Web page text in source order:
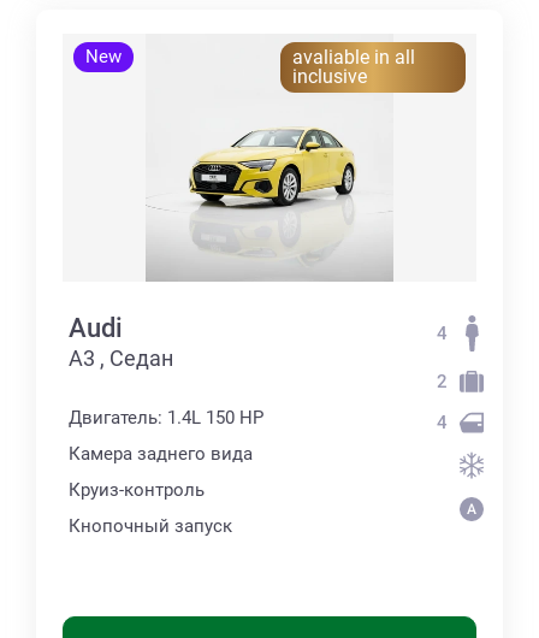
New
avaliable in all
inclusive
Audi
А3 , Седан
Двигатель: 1.4L 150 HP
Камера заднего вида
Круиз-контроль
Кнопочный запуск
4
2
4